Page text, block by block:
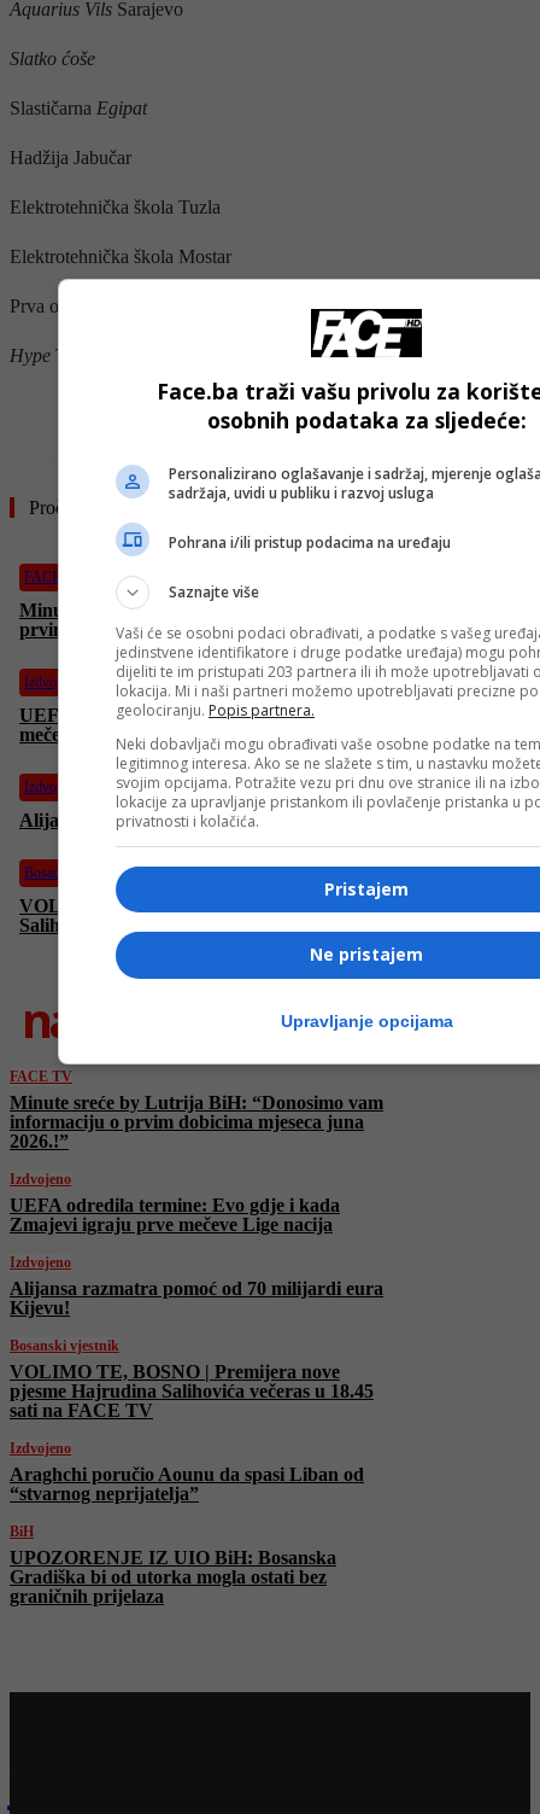
Aquarius Vils Sarajevo
Slatko ćoše
Slastičarna Egipat
Hadžija Jabučar
Elektrotehnička škola Tuzla
Elektrotehnička škola Mostar
Prva osnovna škola Ilidža
Hype TV
- OGLAS -
Pročitajte još
FACE TV
Minute sreće by Lutrija BiH: “Donosimo vam informaciju o
prvim dobicima mjeseca juna 2026.!”
Izdvojeno
UEFA odredila termine: Evo gdje i kada Zmajevi igraju prve
mečeve Lige nacija
Izdvojeno
Alijansa razmatra pomoć od 70 milijardi eura Kijevu!
Bosanski vjestnik
VOLIMO TE, BOSNO | Premijera nove pjesme Hajrudina
Salihovića večeras u 18.45 sati na FACE TV
najnovije
FACE TV
Minute sreće by Lutrija BiH: “Donosimo vam
informaciju o prvim dobicima mjeseca juna
2026.!”
Izdvojeno
UEFA odredila termine: Evo gdje i kada
Zmajevi igraju prve mečeve Lige nacija
Izdvojeno
Alijansa razmatra pomoć od 70 milijardi eura
Kijevu!
Bosanski vjestnik
VOLIMO TE, BOSNO | Premijera nove
pjesme Hajrudina Salihovića večeras u 18.45
sati na FACE TV
Izdvojeno
Araghchi poručio Aounu da spasi Liban od
“stvarnog neprijatelja”
BiH
UPOZORENJE IZ UIO BiH: Bosanska
Gradiška bi od utorka mogla ostati bez
graničnih prijelaza
Face.ba traži vašu privolu za
osobnih podataka za sljedeće:
Personalizirano oglašavanje i sadržaj, mjerenje
sadržaja, uvidi u publiku i razvoj usluga
Pohrana i/ili pristup podacima na uređaju
Saznajte više
Vaši će se osobni podaci obrađivati, a podatke s vašeg
jedinstvene identifikatore i druge podatke uređaja) mogu
dijeliti te im pristupati 203 partnera ili ih može upotrebljavati
lokacija. Mi i naši partneri možemo upotrebljavati precizne
geolociranju. Popis partnera.
Neki dobavljači mogu obrađivati vaše osobne podatke na
legitimnog interesa. Ako se ne slažete s tim, u nastavku
svojim opcijama. Potražite vezu pri dnu ove stranice ili na
lokacije za upravljanje pristankom ili povlačenje pristanka u
privatnosti i kolačića.
Pristajem
Ne pristajem
Upravljanje opcijama